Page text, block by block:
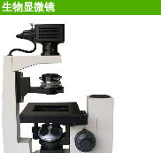
生物显微镜